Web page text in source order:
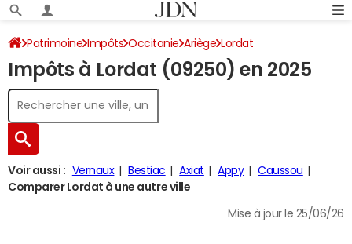
Patrimoine Impôts Occitanie Ariège Lordat
Impôt sur le revenu
Impôts à Lordat (09250) en 2025
Voir aussi : Vernaux Bestiac Axiat Appy
Caussou
Comparer Lordat à une autre ville
Mise à jour le 25/06/26